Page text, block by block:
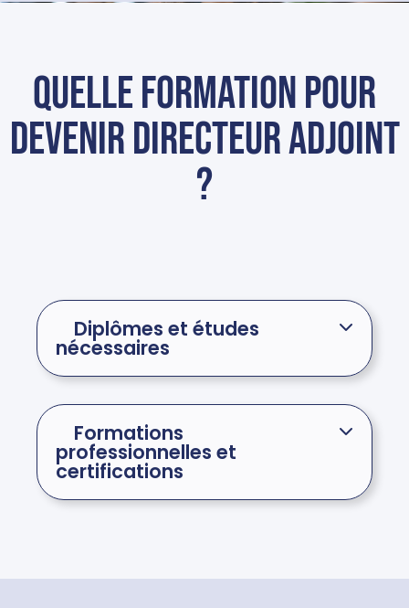
Quelle formation pour
devenir directeur adjoint
?
Diplômes et études
nécessaires
Formations
professionnelles et
certifications